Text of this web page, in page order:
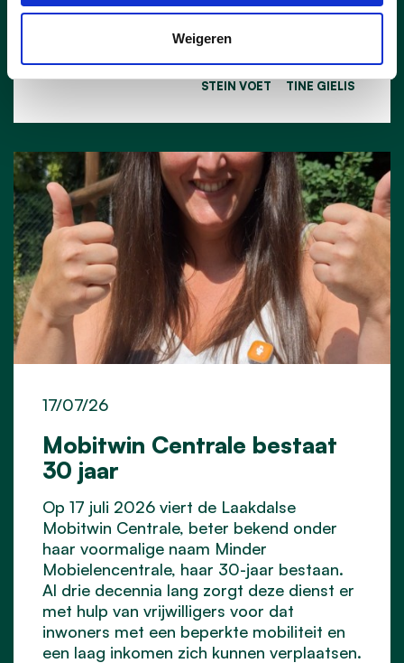
Weigeren
HANNE LINTERMANS
NIELS VERMEULEN
STEIN VOET
TINE GIELIS
Mobitwin Centrale bestaat
30 jaar
17/07/26
Op 17 juli 2026 viert de Laakdalse
Mobitwin Centrale, beter bekend onder
haar voormalige naam Minder
Mobielencentrale, haar 30-jaar bestaan.
Al drie decennia lang zorgt deze dienst er
met hulp van vrijwilligers voor dat
inwoners met een beperkte mobiliteit en
een laag inkomen zich kunnen verplaatsen.